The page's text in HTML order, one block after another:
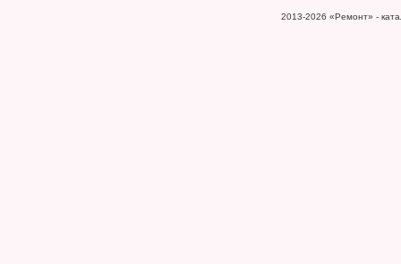
2013-2026 «Ремонт» -